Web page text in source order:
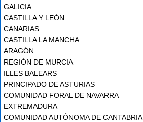
GALICIA
CASTILLA Y LEÓN
CANARIAS
CASTILLA LA MANCHA
ARAGÓN
REGIÓN DE MURCIA
ILLES BALEARS
PRINCIPADO DE ASTURIAS
COMUNIDAD FORAL DE NAVARRA
EXTREMADURA
COMUNIDAD AUTÓNOMA DE CANTABRIA